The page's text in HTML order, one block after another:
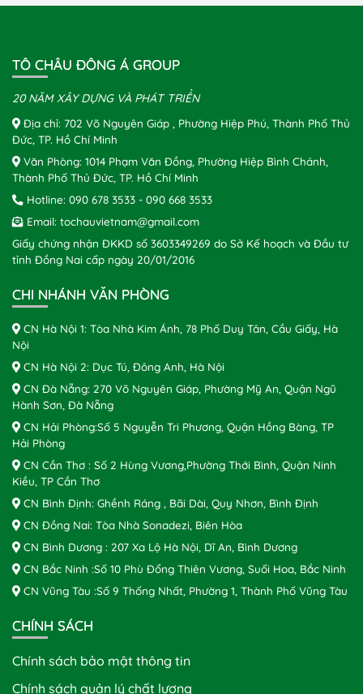
TÔ CHÂU ĐÔNG Á GROUP
20 NĂM XÂY DỰNG VÀ PHÁT TRIỂN
Địa chỉ: 702 Võ Nguyên Giáp , Phường Hiệp Phú, Thành Phố Thủ
Đức, TP. Hồ Chí Minh
Văn Phòng: 1014 Phạm Văn Đồng, Phường Hiệp Bình Chánh,
Thành Phố Thủ Đức, TP. Hồ Chí Minh
Hotline: 090 678 3533 - 090 668 3533
Email: tochauvietnam@gmail.com
Giấy chứng nhận ĐKKD số 3603349269 do Sở Kế hoạch và Đầu tư
tỉnh Đồng Nai cấp ngày 20/01/2016
CHI NHÁNH VĂN PHÒNG
CN Hà Nội 1: Tòa Nhà Kim Ánh, 78 Phố Duy Tân, Cầu Giấy, Hà
Nội
CN Hà Nội 2: Dục Tú, Đông Anh, Hà Nội
CN Đà Nẵng: 270 Võ Nguyên Giáp, Phường Mỹ An, Quận Ngũ
Hành Sơn, Đà Nẵng
CN Hải Phòng:Số 5 Nguyễn Tri Phương, Quận Hồng Bàng, TP
Hải Phòng
CN Cần Thơ : Số 2 Hùng Vương,Phường Thới Bình, Quận Ninh
Kiều, TP Cần Thơ
CN Bình Định: Ghềnh Ráng , Bãi Dài, Quy Nhơn, Bình Định
CN Đồng Nai: Tòa Nhà Sonadezi, Biên Hòa
CN Bình Dương : 207 Xa Lộ Hà Nội, Dĩ An, Bình Dương
CN Bắc Ninh :Số 10 Phù Đổng Thiên Vương, Suối Hoa, Bắc Ninh
CN Vũng Tàu :Số 9 Thống Nhất, Phường 1, Thành Phố Vũng Tàu
CHÍNH SÁCH
Chính sách bảo mật thông tin
Chính sách quản lý chất lượng